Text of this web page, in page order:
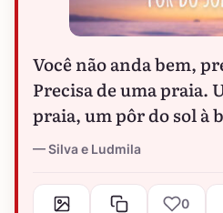
Você não anda bem,
Precisa de uma praia.
praia, um pôr do sol à
Silva e Ludmila
0